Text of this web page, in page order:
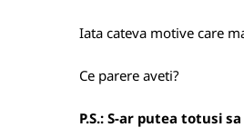
Iata cateva motive care
Ce parere aveti?
P.S.: S-ar putea totusi